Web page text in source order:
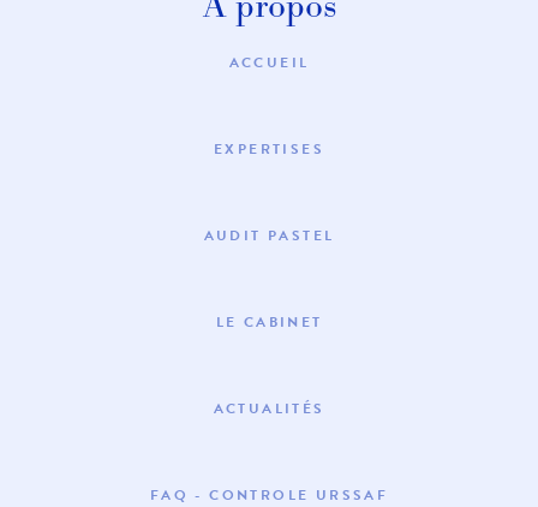
ACCUEIL
EXPERTISES
AUDIT PASTEL
LE CABINET
ACTUALITÉS
FAQ - CONTROLE URSSAF